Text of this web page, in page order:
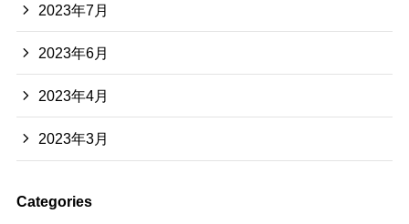
2023年7月
2023年6月
2023年4月
2023年3月
Categories